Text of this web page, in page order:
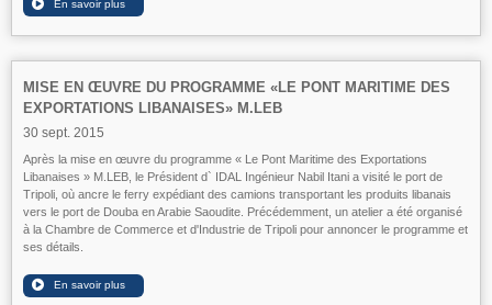
MISE EN ŒUVRE DU PROGRAMME «LE PONT MARITIME DES
EXPORTATIONS LIBANAISES» M.LEB
30 sept. 2015
Après la mise en œuvre du programme « Le Pont Maritime des Exportations
Libanaises » M.LEB, le Président d` IDAL Ingénieur Nabil Itani a visité le port de
Tripoli, où ancre le ferry expédiant des camions transportant les produits libanais
vers le port de Douba en Arabie Saoudite. Précédemment, un atelier a été organisé
à la Chambre de Commerce et d'Industrie de Tripoli pour annoncer le programme et
ses détails.